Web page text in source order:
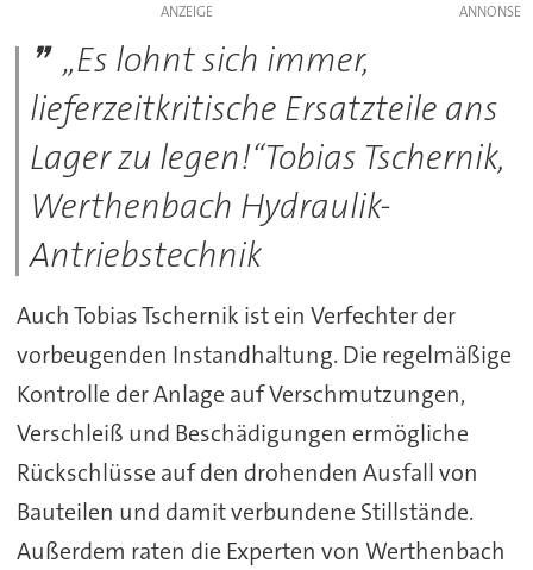
ANZEIGE
„Es lohnt sich immer,
lieferzeitkritische Ersatzteile ans
Lager zu legen!“Tobias Tschernik,
Werthenbach Hydraulik-
Antriebstechnik
Auch Tobias Tschernik ist ein Verfechter der
vorbeugenden Instandhaltung. Die regelmäßige
Kontrolle der Anlage auf Verschmutzungen,
Verschleiß und Beschädigungen ermögliche
Rückschlüsse auf den drohenden Ausfall von
Bauteilen und damit verbundene Stillstände.
Außerdem raten die Experten von Werthenbach